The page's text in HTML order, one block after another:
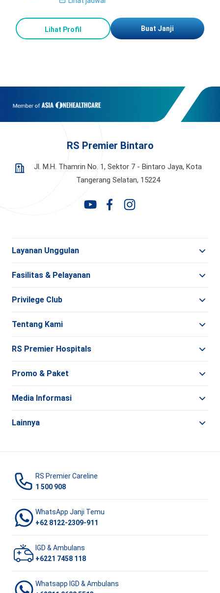
Lihat Profil Buat Janji
RS Premier Bintaro
Jl. M.H. Thamrin No. 1, Sektor 7 - Bintaro Jaya, Kota
Tangerang Selatan, 15224
Layanan Unggulan
Fasilitas & Pelayanan
Privilege Club
Tentang Kami
RS Premier Hospitals
Promo & Paket
Media Informasi
Lainnya
RS Premier Careline
1 500 908
WhatsApp Janji Temu
+62 8122-2309-911
IGD & Ambulans
+6221 7458 118
Whatsapp IGD & Ambulans